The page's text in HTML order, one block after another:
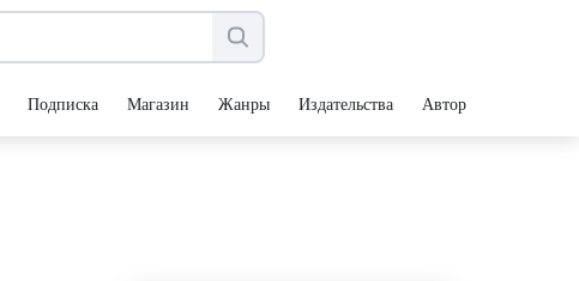
Подписка Магазин Жанры Издательства Авторы